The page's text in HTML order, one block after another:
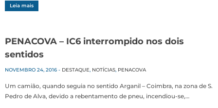
Leia mais
PENACOVA – IC6 interrompido nos dois
sentidos
NOVEMBRO 24, 2016 - DESTAQUE, NOTÍCIAS, PENACOVA
Um camião, quando seguia no sentido Arganil – Coimbra, na zona de S.
Pedro de Alva, devido a rebentamento de pneu, incendiou-se,…